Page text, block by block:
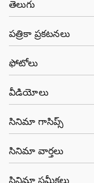
తెలుగు
పత్రికా ప్రకటనలు
ఫోటోలు
వీడియోలు
సినిమా గాసిప్స్
సినిమా వార్తలు